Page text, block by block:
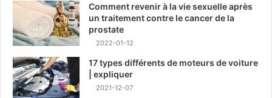
Comment revenir à la vie sexuelle après
un traitement contre le cancer de la
prostate
2022-01-12
17 types différents de moteurs de voiture
| expliquer
2021-12-07